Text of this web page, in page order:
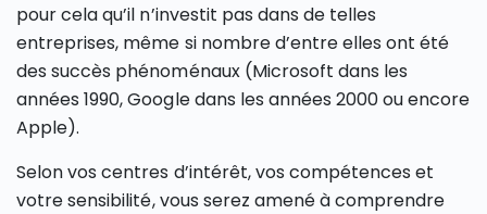
pour cela qu’il n’investit pas dans de telles
entreprises, même si nombre d’entre elles ont été
des succès phénoménaux (Microsoft dans les
années 1990, Google dans les années 2000 ou encore
Apple).
Selon vos centres d’intérêt, vos compétences et
votre sensibilité, vous serez amené à comprendre